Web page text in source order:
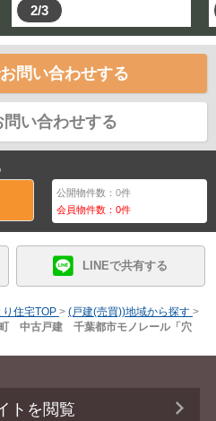
2/3
問い合わせする
問い合わせする
公開物件数：0件
会員物件数：0件
LINEで共有する
住宅TOP > (戸建(売買))地域から探す >
中古戸建 千葉都市モノレール「穴
トを閲覧